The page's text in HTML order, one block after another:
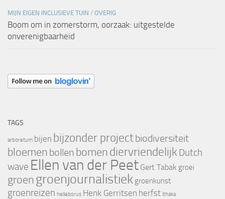
MIJN EIGEN INCLUSIEVE TUIN / OVERIG
Boom om in zomerstorm, oorzaak: uitgestelde
onverenigbaarheid
TAGS
arboretum bijen bijzonder projectbiodiversiteit
bloemen bollen bomendiervriendelijk Dutch
wave Ellen van der Peet Gert Tabak groei
groengroenjournalistiek groenkunst
groenreizen helleborus Henk Gerritsen herfst ithaka